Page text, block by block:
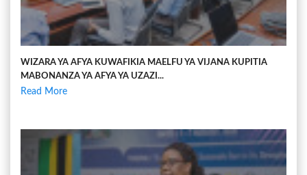
WIZARA YA AFYA KUWAFIKIA MAELFU YA VIJANA KUPITIA
MABONANZA YA AFYA YA UZAZI...
Read More